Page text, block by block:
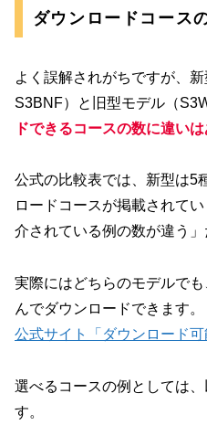
ダウンロードコース
よく誤解されがちですが、
S3BNF）と旧型モデル（
ドできるコースの数に違いは
公式の比較表では、新型は5
ロードコースが掲載されて
介されている例の数が違う」
実際にはどちらのモデルで
んでダウンロードできます。
公式サイト「ダウンロード可
選べるコースの例としては
す。